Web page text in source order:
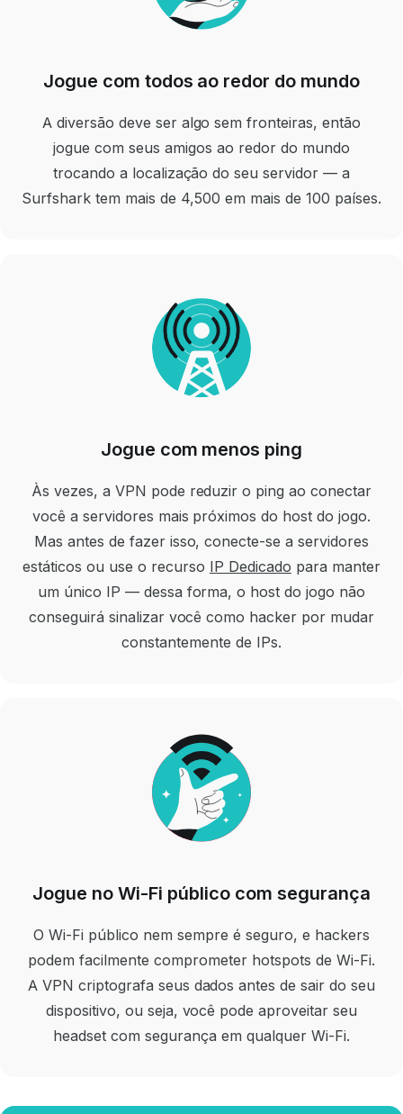
Jogue com todos ao redor do mundo
A diversão deve ser algo sem fronteiras, então
jogue com seus amigos ao redor do mundo
trocando a localização do seu servidor — a
Surfshark tem mais de 4,500 em mais de 100 países.
Jogue com menos ping
Às vezes, a VPN pode reduzir o ping ao conectar
você a servidores mais próximos do host do jogo.
Mas antes de fazer isso, conecte-se a servidores
estáticos ou use o recurso IP Dedicado para manter
um único IP — dessa forma, o host do jogo não
conseguirá sinalizar você como hacker por mudar
constantemente de IPs.
Jogue no Wi-Fi público com segurança
O Wi-Fi público nem sempre é seguro, e hackers
podem facilmente comprometer hotspots de Wi-Fi.
A VPN criptografa seus dados antes de sair do seu
dispositivo, ou seja, você pode aproveitar seu
headset com segurança em qualquer Wi-Fi.